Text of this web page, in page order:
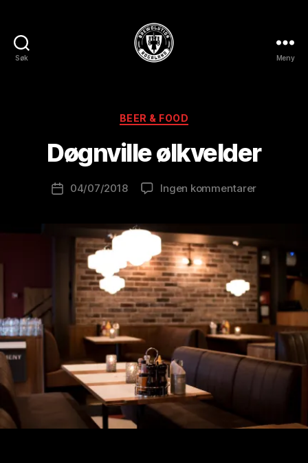
Søk Meny
Kategorier
BEER & FOOD
Døgnville ølkvelder
Innleggsforfatter
B
r
e
w
l
o
n
is
t
Publiseringsdato
04/07/2018 Ingen kommentarertil